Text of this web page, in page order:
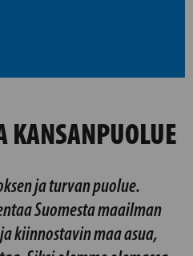
KANSANPUOLUE
ja turvan puolue.
Suomesta maailman
kiinnostavin maa asua,